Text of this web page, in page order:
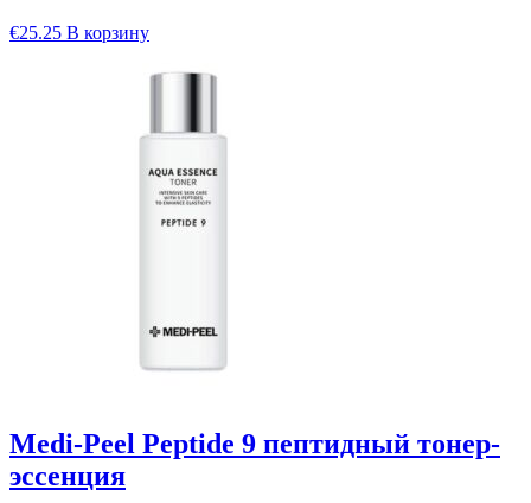
€25.25 В корзину
Medi-Peel Peptide 9 пептидный тонер-
эссенция